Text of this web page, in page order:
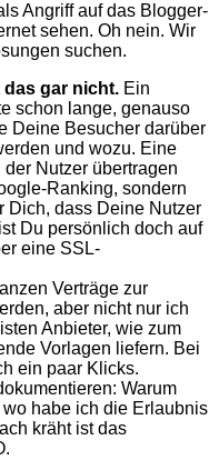
Angriff auf das Blogger-
sehen. Oh nein. Wir
suchen.
gar nicht. Ein
schon lange, genauso
Deine Besucher darüber
und wozu. Eine
Nutzer übertragen
Ranking, sondern
Dich, dass Deine Nutzer
Du persönlich doch auf
eine SSL-
Verträge zur
aber nicht nur ich
Anbieter, wie zum
Vorlagen liefern. Bei
ein paar Klicks.
Warum
habe ich die Erlaubnis
kräht ist das